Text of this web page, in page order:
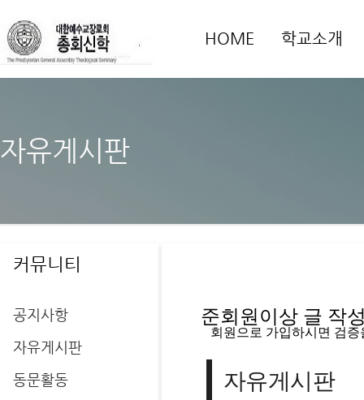
HOME 학교소개
자유게시판
커뮤니티
공지사항
자유게시판
동문활동
준회원이상 글 작
회원으로 가입하시면 검
자유게시판